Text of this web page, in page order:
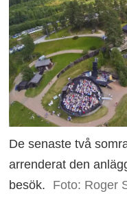
De senaste två
arrenderat den
besök.
Foto: Roger